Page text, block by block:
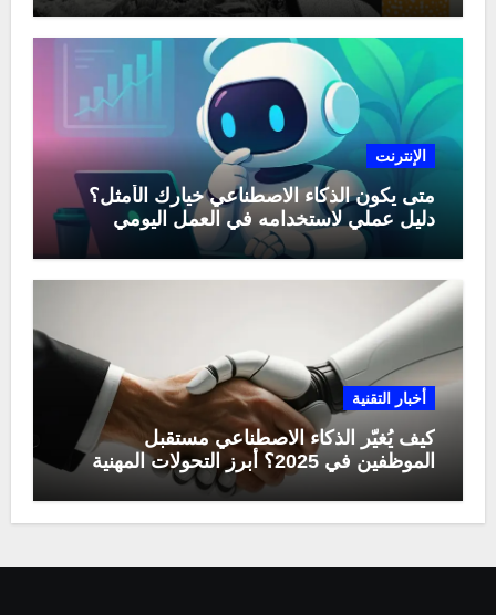
الإنترنت
متى يكون الذكاء الاصطناعي خيارك الأمثل؟
دليل عملي لاستخدامه في العمل اليومي
أخبار التقنية
كيف يُغيّر الذكاء الاصطناعي مستقبل
الموظفين في 2025؟ أبرز التحولات المهنية